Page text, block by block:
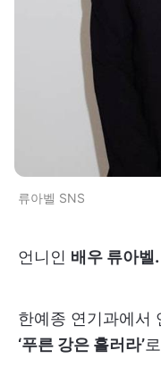
류아벨 SNS
언니인 배우 류아벨.
한예종 연기과에서
‘푸른 강은 흘러라’